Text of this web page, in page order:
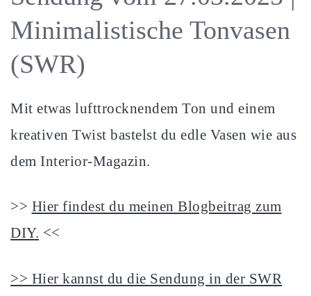
Minimalistische Tonvasen
(SWR)
Mit etwas lufttrocknendem Ton und einem
kreativen Twist bastelst du edle Vasen wie aus
dem Interior-Magazin.
>> Hier findest du meinen Blogbeitrag zum
DIY. <<
>> Hier kannst du die Sendung in der SWR